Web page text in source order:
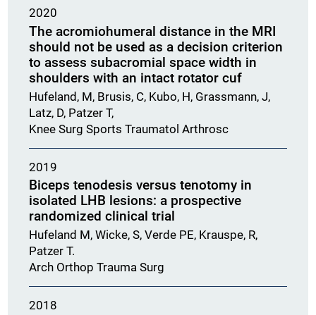
2020
The acromiohumeral distance in the MRI
should not be used as a decision criterion
to assess subacromial space width in
shoulders with an intact rotator cuf
Hufeland, M, Brusis, C, Kubo, H, Grassmann, J,
Latz, D, Patzer T,
Knee Surg Sports Traumatol Arthrosc
2019
Biceps tenodesis versus tenotomy in
isolated LHB lesions: a prospective
randomized clinical trial
Hufeland M, Wicke, S, Verde PE, Krauspe, R,
Patzer T.
Arch Orthop Trauma Surg
2018